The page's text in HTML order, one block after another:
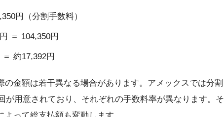
円（分割手数料）
＝ 104,350円
約17,392円
の金額は若干異なる場合があります。アメックスでは分割
が用意されており、それぞれの手数料率が異なります。そ